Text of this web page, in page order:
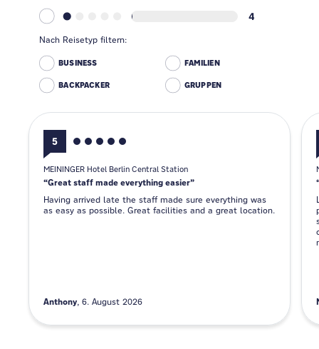
4
Nach Reisetyp filtern:
BUSINESS FAMILIEN
BACKPACKER GRUPPEN
5
MEININGER Hotel Berlin Central Station
Great staff made everything easier
Having arrived late the staff made sure everything was
as easy as possible. Great facilities and a great location.
Anthony 6. August 2026